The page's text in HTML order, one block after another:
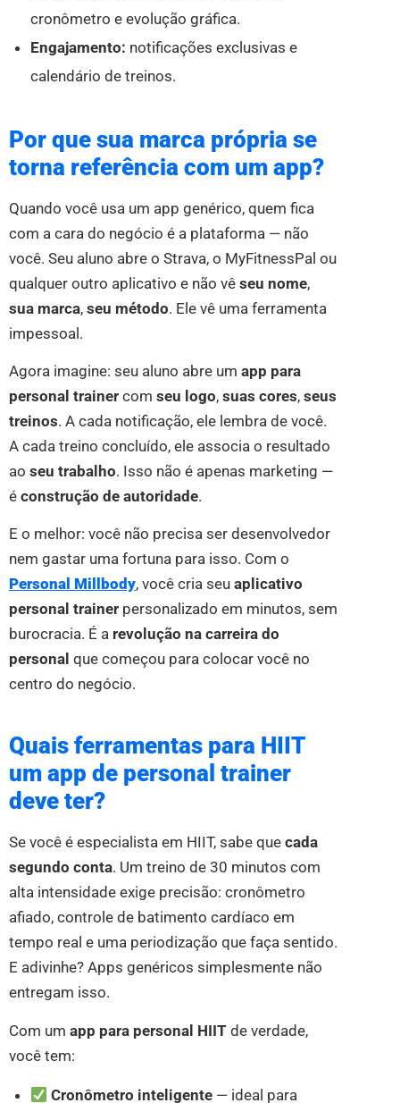
cronômetro e evolução gráfica.
Engajamento: notificações exclusivas e
calendário de treinos.
Por que sua marca própria se
torna referência com um app?
Quando você usa um app genérico, quem fica
com a cara do negócio é a plataforma — não
você. Seu aluno abre o Strava, o MyFitnessPal ou
qualquer outro aplicativo e não vê seu nome,
sua marca, seu método. Ele vê uma ferramenta
impessoal.
Agora imagine: seu aluno abre um app para
personal trainer com seu logo, suas cores, seus
treinos. A cada notificação, ele lembra de você.
A cada treino concluído, ele associa o resultado
ao seu trabalho. Isso não é apenas marketing —
é construção de autoridade.
E o melhor: você não precisa ser desenvolvedor
nem gastar uma fortuna para isso. Com o
Personal Millbody, você cria seu aplicativo
personal trainer personalizado em minutos, sem
burocracia. É a revolução na carreira do
personal que começou para colocar você no
centro do negócio.
Quais ferramentas para HIIT
um app de personal trainer
deve ter?
Se você é especialista em HIIT, sabe que cada
segundo conta. Um treino de 30 minutos com
alta intensidade exige precisão: cronômetro
afiado, controle de batimento cardíaco em
tempo real e uma periodização que faça sentido.
E adivinhe? Apps genéricos simplesmente não
entregam isso.
Com um app para personal HIIT de verdade,
você tem:
Cronômetro inteligente — ideal para